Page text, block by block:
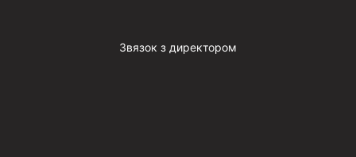
Звязок з директором